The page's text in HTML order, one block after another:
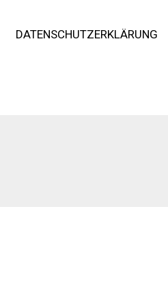
DATENSCHUTZERKLÄRUNG